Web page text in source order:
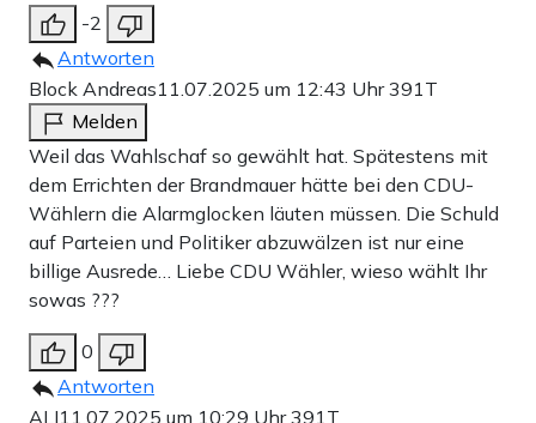
-2
Antworten
Block Andreas11.07.2025 um 12:43 Uhr391T
Melden
Weil das Wahlschaf so gewählt hat. Spätestens mit
dem Errichten der Brandmauer hätte bei den CDU-
Wählern die Alarmglocken läuten müssen. Die Schuld
auf Parteien und Politiker abzuwälzen ist nur eine
billige Ausrede… Liebe CDU Wähler, wieso wählt Ihr
sowas ???
0
Antworten
ALI11.07.2025 um 10:29 Uhr391T